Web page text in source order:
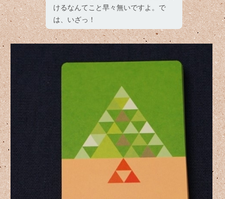
けるなんてこと早々無いですよ。で
は、いざっ！